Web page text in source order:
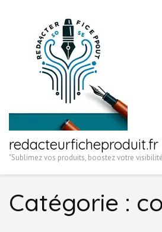
redacteurficheproduit.fr
"Sublimez vos produits, boostez votre
Catégorie :